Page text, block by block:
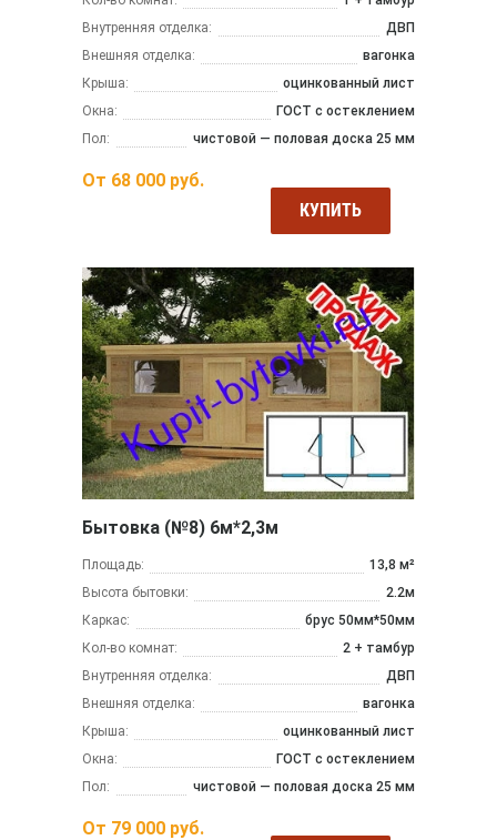
Внутренняя отделка:
ДВП
Внешняя отделка:
вагонка
Крыша:
оцинкованный лист
Окна:
ГОСТ с остеклением
Пол:
чистовой — половая доска 25 мм
От 68 000 руб.
КУПИТЬ
Бытовка (№8) 6м*2,3м
Площадь:
13,8 м²
Высота бытовки:
2.2м
Каркас:
брус 50мм*50мм
Кол-во комнат:
2 + тамбур
Внутренняя отделка:
ДВП
Внешняя отделка:
вагонка
Крыша:
оцинкованный лист
Окна:
ГОСТ с остеклением
Пол:
чистовой — половая доска 25 мм
От 79 000 руб.